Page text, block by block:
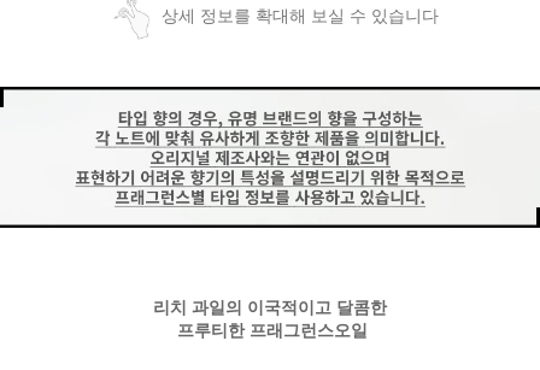
상세 정보를 확대해 보실 수 있습니다
리치 과일의 이국적이고 달콤한
프루티한 프래그런스오일